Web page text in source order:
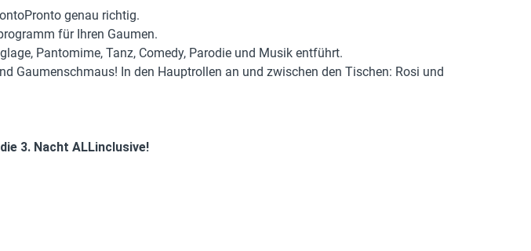
genau richtig.
für Ihren Gaumen.
Pantomime, Tanz, Comedy, Parodie und Musik entführt.
Gaumenschmaus! In den Hauptrollen an und zwischen den Tischen: Rosi und
3. Nacht ALLinclusive!